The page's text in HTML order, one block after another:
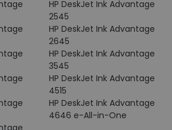
HP DeskJet Ink Advantage
2545
HP DeskJet Ink Advantage
2645
HP DeskJet Ink Advantage
3545
HP DeskJet Ink Advantage
4515
HP DeskJet Ink Advantage
4646 e-All-in-One